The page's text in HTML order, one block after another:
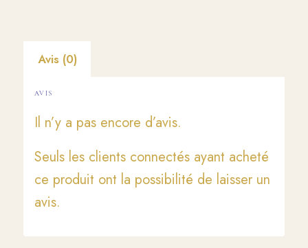
Avis (0)
AVIS
Il n’y a pas encore d’avis.
Seuls les clients connectés ayant acheté
ce produit ont la possibilité de laisser un
avis.